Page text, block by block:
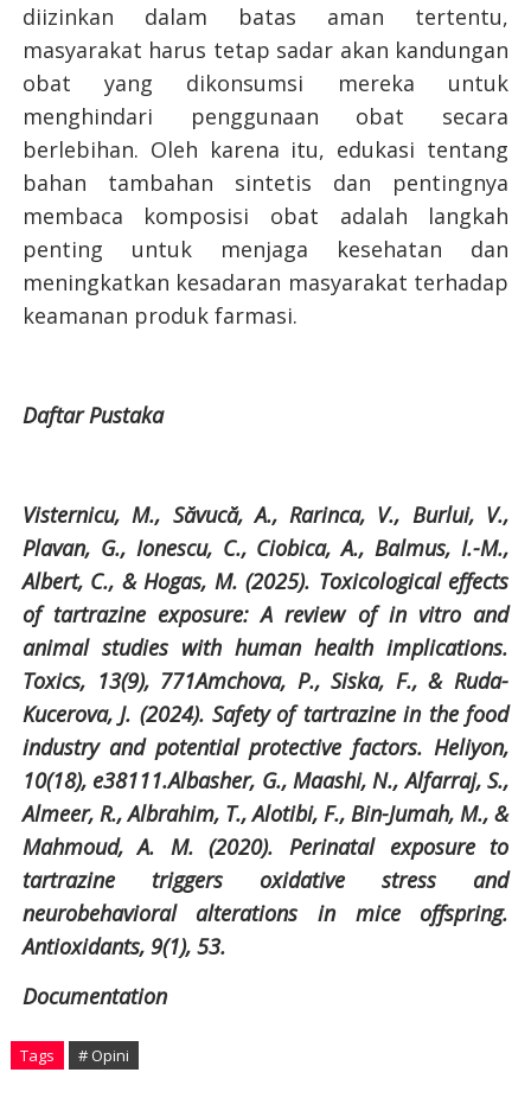
diizinkan dalam batas aman tertentu,
masyarakat harus tetap sadar akan kandungan
obat yang dikonsumsi mereka untuk
menghindari penggunaan obat secara
berlebihan. Oleh karena itu, edukasi tentang
bahan tambahan sintetis dan pentingnya
membaca komposisi obat adalah langkah
penting untuk menjaga kesehatan dan
meningkatkan kesadaran masyarakat terhadap
keamanan produk farmasi.
Daftar Pustaka
Visternicu, M., Săvucă, A., Rarinca, V., Burlui, V.,
Plavan, G., Ionescu, C., Ciobica, A., Balmus, I.-M.,
Albert, C., & Hogas, M. (2025). Toxicological effects
of tartrazine exposure: A review of in vitro and
animal studies with human health implications.
Toxics, 13(9), 771Amchova, P., Siska, F., & Ruda-
Kucerova, J. (2024). Safety of tartrazine in the food
industry and potential protective factors. Heliyon,
10(18), e38111.Albasher, G., Maashi, N., Alfarraj, S.,
Almeer, R., Albrahim, T., Alotibi, F., Bin-Jumah, M., &
Mahmoud, A. M. (2020). Perinatal exposure to
tartrazine triggers oxidative stress and
neurobehavioral alterations in mice offspring.
Antioxidants, 9(1), 53.
Documentation
Tags # Opini